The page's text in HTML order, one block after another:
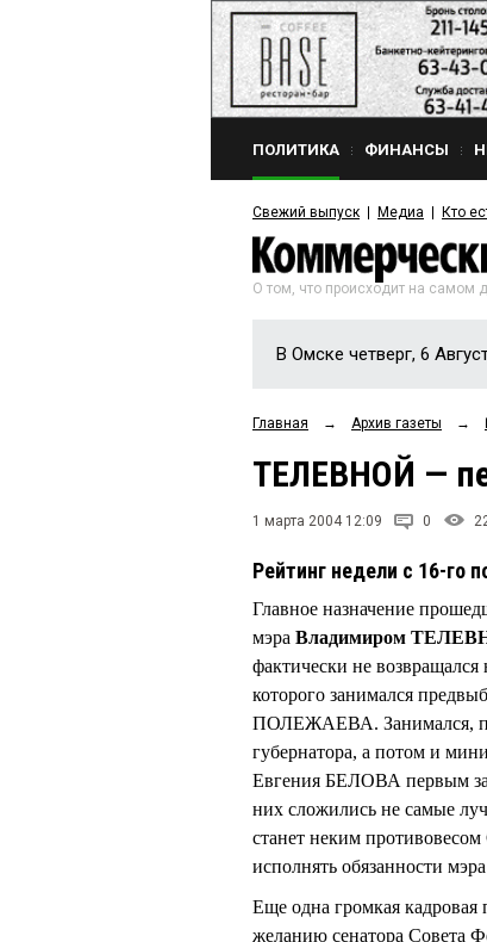
ПОЛИТИКА ФИНАНСЫ
Свежий выпуск Медиа Кто
О том, что происходит на самом
В Омске четверг, 6
Главная → Архив газеты →
ТЕЛЕВНОЙ —
1 марта 2004 12:09 0
Рейтинг недели с 16-го
Главное назначение
мэра Владимиром
фактически не возвращался
которого занимался
ПОЛЕЖАЕВА. Занимался,
губернатора, а потом и
Евгения БЕЛОВА первым
них сложились не самые
станет неким
исполнять обязанности
Еще одна громкая кадровая
желанию сенатора Совета